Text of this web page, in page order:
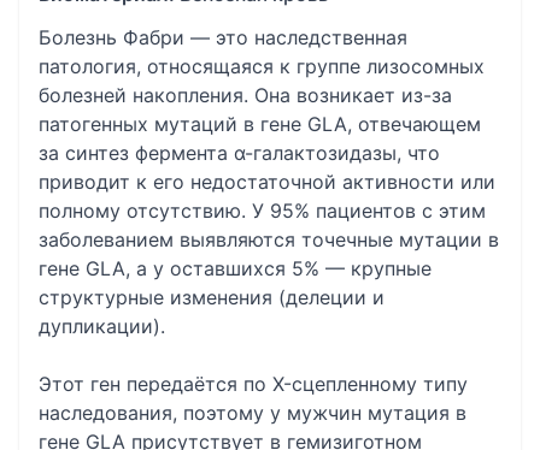
Болезнь Фабри — это наследственная
патология, относящаяся к группе лизосомных
болезней накопления. Она возникает из-за
патогенных мутаций в гене GLA, отвечающем
за синтез фермента α-галактозидазы, что
приводит к его недостаточной активности или
полному отсутствию. У 95% пациентов с этим
заболеванием выявляются точечные мутации в
гене GLA, а у оставшихся 5% — крупные
структурные изменения (делеции и
дупликации).
Этот ген передаётся по X-сцепленному типу
наследования, поэтому у мужчин мутация в
гене GLA присутствует в гемизиготном